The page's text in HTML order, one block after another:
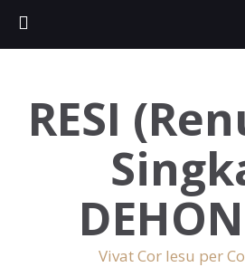
RESI
Vivat Cor Iesu per